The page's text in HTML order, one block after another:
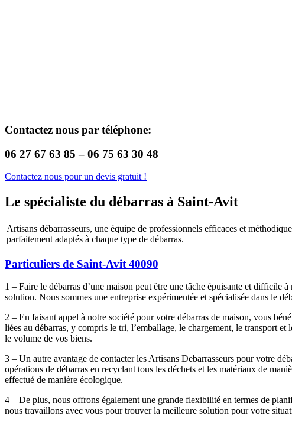
Contactez nous par téléphone:
06 27 67 63 85 – 06 75 63 30 48
Contactez nous pour un devis gratuit !
Le spécialiste du débarras à Saint-Avit
Artisans débarrasseurs, une équipe de professionnels efficaces et
parfaitement adaptés à chaque type de débarras.
Particuliers de Saint-Avit 40090
1 – Faire le débarras d’une maison peut être une tâche épuisante et difficile
solution. Nous sommes une entreprise expérimentée et spécialisée dans le
2 – En faisant appel à notre société pour votre débarras de maison, vous
liées au débarras, y compris le tri, l’emballage, le chargement, le transport
le volume de vos biens.
3 – Un autre avantage de contacter les Artisans Debarrasseurs pour votre
opérations de débarras en recyclant tous les déchets et les matériaux de
effectué de manière écologique.
4 – De plus, nous offrons également une grande flexibilité en termes de
nous travaillons avec vous pour trouver la meilleure solution pour votre